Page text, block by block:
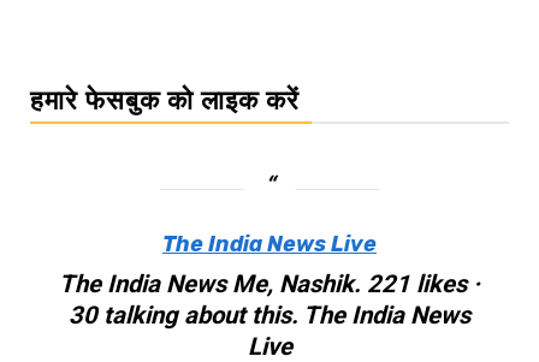
हमारे फेसबुक को लाइक करें
The India News Live
The India News Me, Nashik. 221 likes ·
30 talking about this. The India News
Live